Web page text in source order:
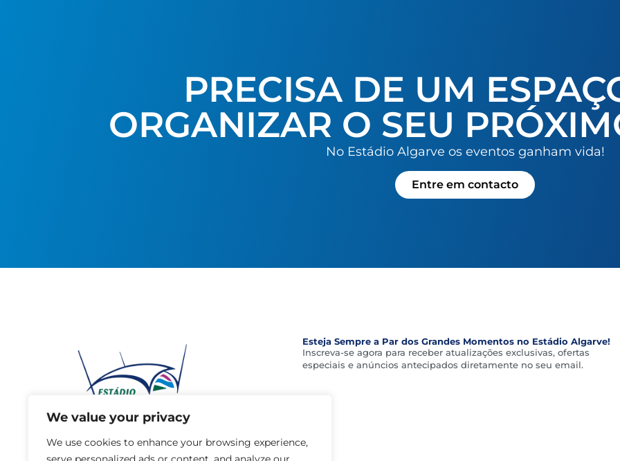
We value your privacy
We use cookies to enhance your browsing experience,
PRECISA DE UM
ORGANIZAR O SEU
No Estádio Algarve os eventos ganham vida!
Entre em contacto
geral@estadioalgarve.pt
+351 289 893 200 (Chamada para a rede
Esteja Sempre a Par dos Grandes Momentos no Estádio Algarve!
Inscreva-se agora para receber atualizações exclusivas, ofertas
especiais e anúncios antecipados diretamente no seu email.